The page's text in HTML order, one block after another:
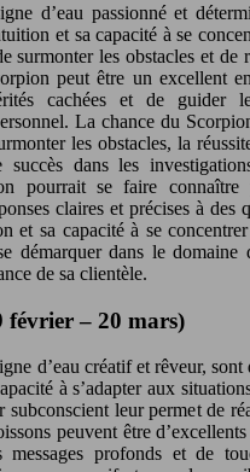
d’eau passionné et
et sa capacité à se
surmonter les obstacles et de
peut être un excellent
cachées et de guider
La chance du
les obstacles, la
succès dans les
pourrait se faire connaître
claires et précises à des
et sa capacité à se
démarquer dans le
de sa clientèle.
février – 20 mars)
d’eau créatif et rêveur, sont
à s’adapter aux
subconscient leur permet de
peuvent être
messages profonds et de